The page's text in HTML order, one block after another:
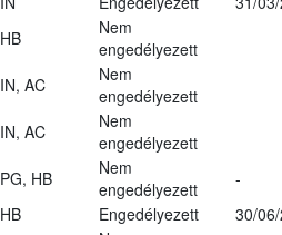
HB
Nem
engedélyezett
IN, AC
Nem
engedélyezett
IN, AC
Nem
engedélyezett
PG, HB
Nem
engedélyezett
-
HB Engedélyezett
30/